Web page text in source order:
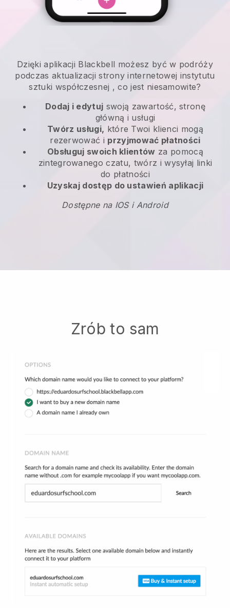
Dzięki aplikacji Blackbell możesz być w podróży
podczas aktualizacji strony internetowej instytutu
sztuki współczesnej , co jest niesamowite?
Dodaj i edytuj swoją zawartość, stronę
główną i usługi
Twórz usługi, które Twoi klienci mogą
rezerwować i przyjmować płatności
Obsługuj swoich klientów za pomocą
zintegrowanego czatu, twórz i wysyłaj linki
do płatności
Uzyskaj dostęp do ustawień aplikacji
Dostępne na IOS i Android
Zrób to sam